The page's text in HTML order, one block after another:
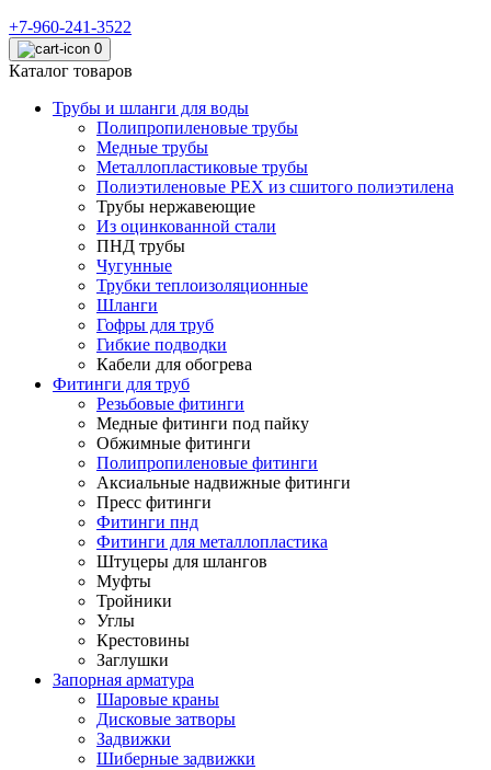
+7-960-241-3522
0
Каталог товаров
Трубы и шланги для воды
Полипропиленовые трубы
Медные трубы
Металлопластиковые трубы
Полиэтиленовые PEX из сшитого полиэтилена
Трубы нержавеющие
Из оцинкованной стали
ПНД трубы
Чугунные
Трубки теплоизоляционные
Шланги
Гофры для труб
Гибкие подводки
Кабели для обогрева
Фитинги для труб
Резьбовые фитинги
Медные фитинги под пайку
Обжимные фитинги
Полипропиленовые фитинги
Аксиальные надвижные фитинги
Пресс фитинги
Фитинги пнд
Фитинги для металлопластика
Штуцеры для шлангов
Муфты
Тройники
Углы
Крестовины
Заглушки
Запорная арматура
Шаровые краны
Дисковые затворы
Задвижки
Шиберные задвижки